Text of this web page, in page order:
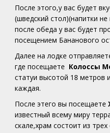
После этого,у вас будет
(шведский стол)(напитки
после обеда у вас будет
посещением Бананового
Далее на лодке
где посещаете Колоссы
статуи высотой 18 метров
каждая.
После этего вы посещаете
известный всему миру
скале,храм состоит из